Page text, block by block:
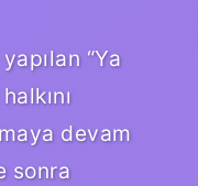
“Ya
devam
sonra